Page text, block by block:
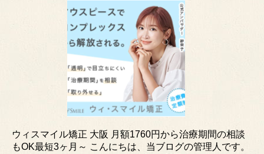
ウィスマイル矯正 大阪 月額1760円から治療期間の相談
もOK最短3ヶ月～ こんにちは、当ブログの管理人です。